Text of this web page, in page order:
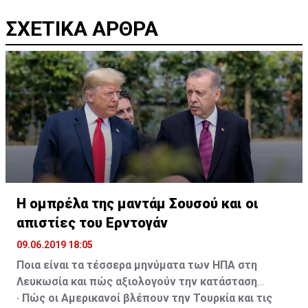
ΣΧΕΤΙΚΑ ΑΡΘΡΑ
Η ομπρέλα της μαντάμ Σουσού και οι
απιστίες του Ερντογάν
09.06.2019 18:05
Ποια είναι τα τέσσερα μηνύματα των ΗΠΑ στη
Λευκωσία και πώς αξιολογούν την κατάσταση
· Πώς οι Αμερικανοί βλέπουν την Τουρκία και τις